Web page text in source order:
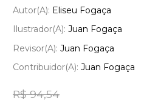
Autor(a): Eliseu Fogaça
Ilustrador(a): Juan Fogaça
Revisor(a): Juan Fogaça
Contribuidor(a): Juan Fogaça
R$ 94,54